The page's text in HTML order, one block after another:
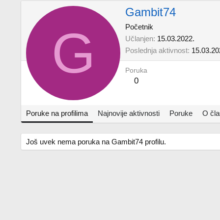
G
Gambit74
Početnik
Učlanjen 15.03.2022.
Poslednja aktivnost
Poruka
0
Poruke na profilima Najnovije aktivnosti Poruke O
Još uvek nema poruka na Gambit74 profilu.